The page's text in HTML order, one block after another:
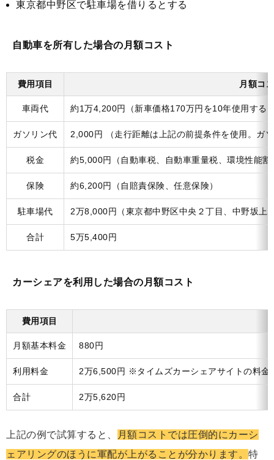
東京都中野区で駐車場を借りるとする
自動車を所有した場合の月額コスト
費用項目 月額コ
車両代 約1万4,200円（新車価格170万円を10年使用する
ガソリン代 2,000円 （走行距離は上記の前提条件を使用。ガ
税金 約5,000円（自動車税、自動車重量税、環境性能割
保険 約6,200円（自賠責保険、任意保険）
駐車場代 2万8,000円（東京都中野区中央２丁目、中野坂上
合計 5万5,400円
カーシェアを利用した場合の月額コスト
費用項目
月額基本料金 880円
利用料金 2万6,500円 ※タイムズカーシェアサイトの料
合計 2万5,620円
上記の例で試算すると、
月額コストでは圧倒的にカーシ
ェアリングのほうに軍配が上がることが分かります。 特